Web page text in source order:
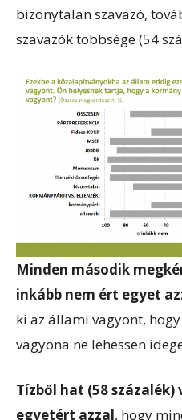
bizonytalan szavazó,
szavazók többsége (54
Minden második
inkább nem ért egyet
ki az állami vagyont,
vagyona ne lehessen
Tízből hat (58 százalék)
egyetért azzal, hogy